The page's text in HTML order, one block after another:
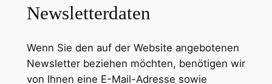
Newsletterdaten
Wenn Sie den auf der Website angebotenen
Newsletter beziehen möchten, benötigen wir
von Ihnen eine E-Mail-Adresse sowie